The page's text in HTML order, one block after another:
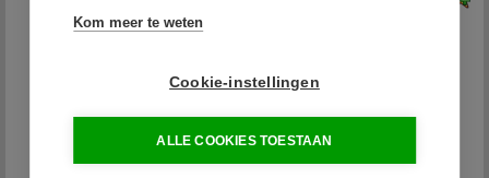
Kom meer te weten
Cookie-instellingen
ALLE COOKIES TOESTAAN